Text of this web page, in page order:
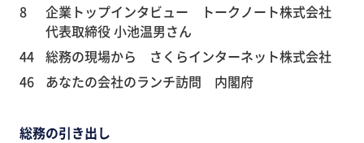
8
企業トップインタビュー トークノート株式会社
代表取締役 小池温男さん
44 総務の現場から さくらインターネット株式会社
46
あなたの会社のランチ訪問 内閣府
総務の引き出し